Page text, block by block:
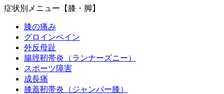
症状別メニュー【膝・脚】
膝の痛み
グロインペイン
外反母趾
腸脛靭帯炎（ランナーズニー）
スポーツ障害
成長痛
膝蓋靭帯炎（ジャンパー膝）